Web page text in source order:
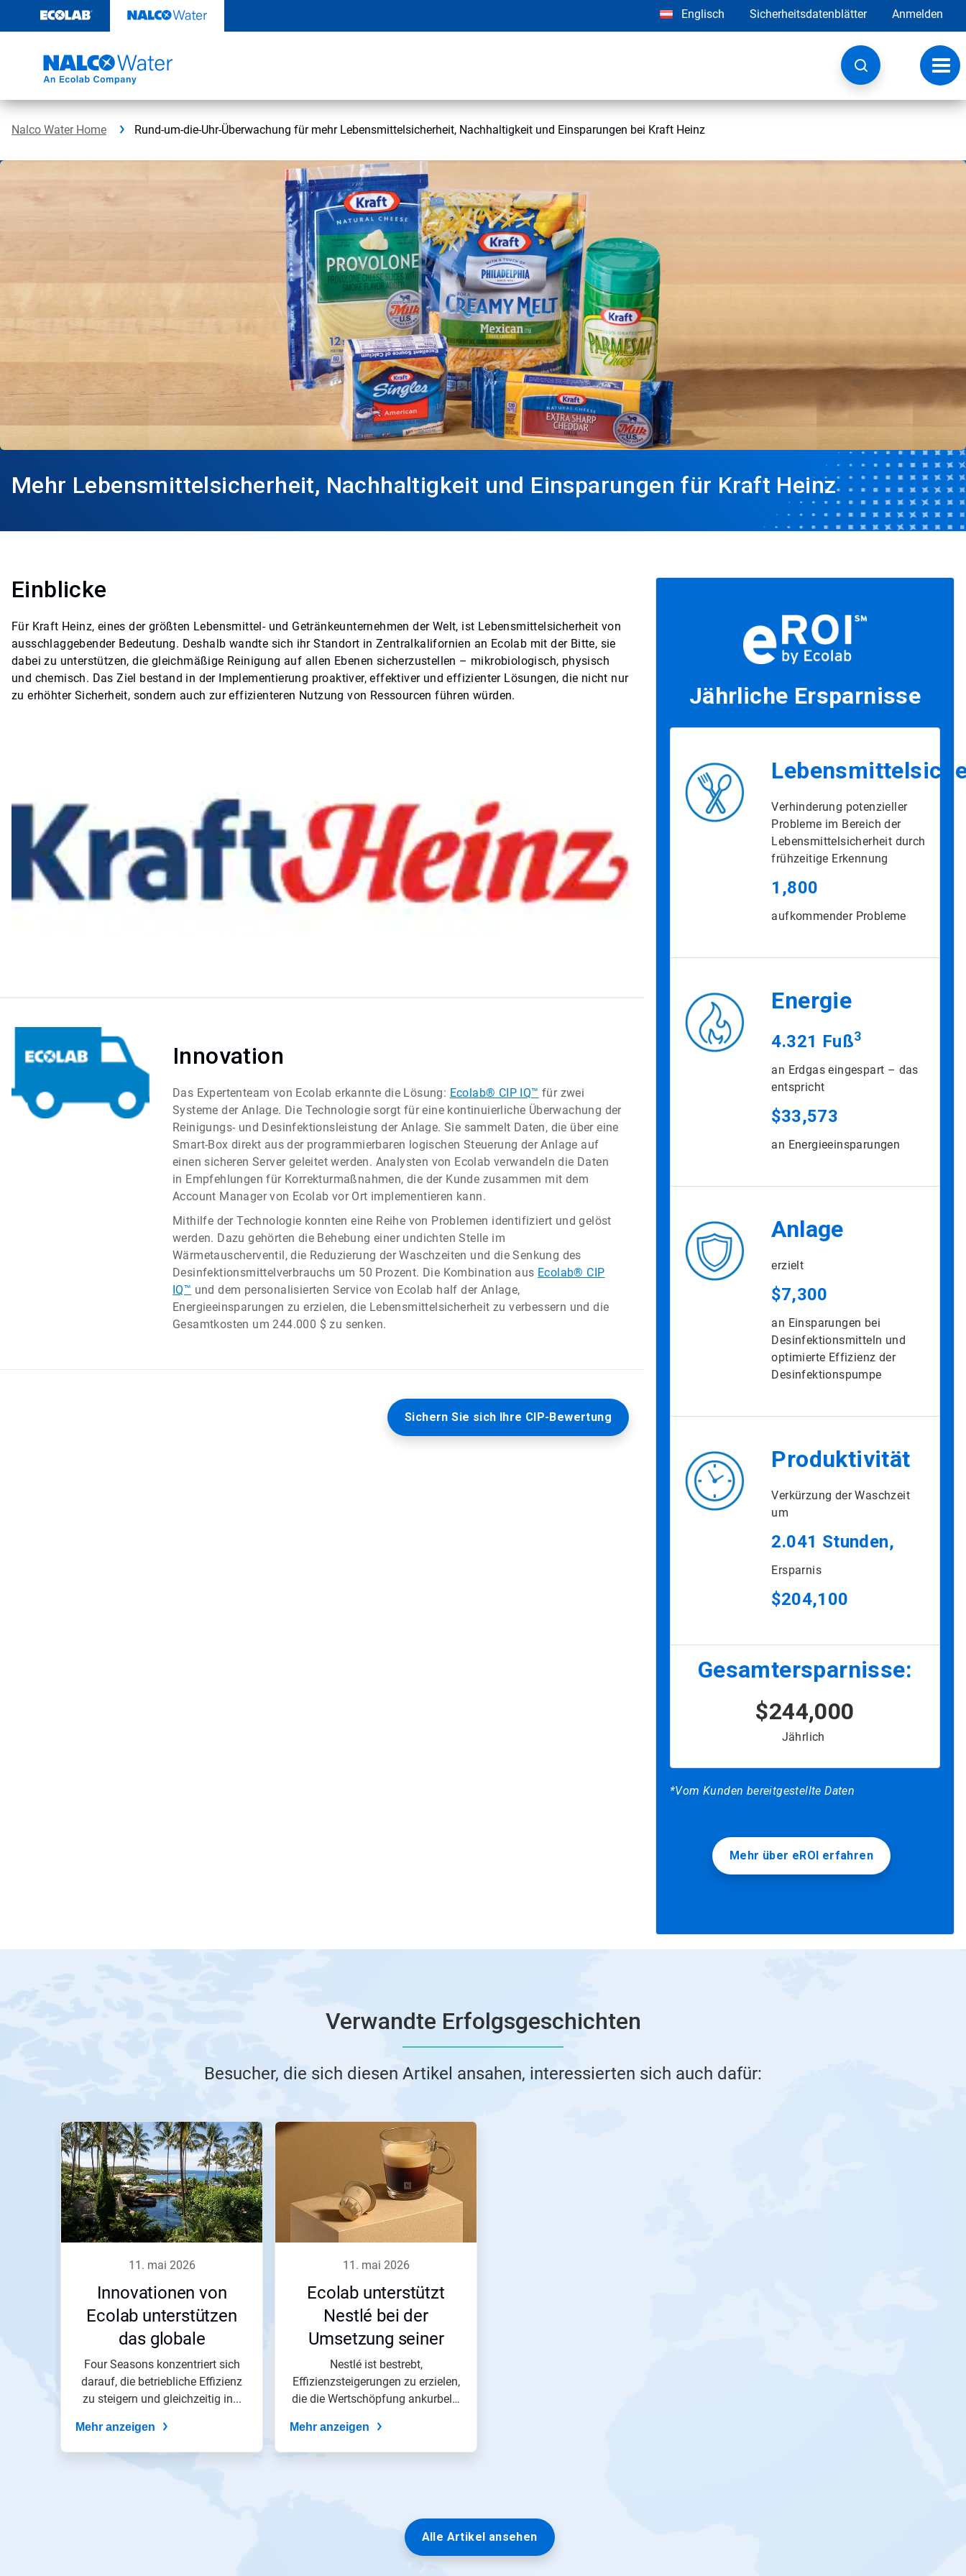
Inhalt
Englisch Sicherheitsdatenblätter Anmelden
Nalco Water Home Rund-um-die-Uhr-Überwachung für mehr Lebensmittelsicherheit, Nachhaltigkeit und Einsparungen bei Kraft Heinz
Mehr Lebensmittelsicherheit, Nachhaltigkeit und Einsparungen für Kraft Heinz
Einblicke
Für Kraft Heinz, eines der größten Lebensmittel- und Getränkeunternehmen der Welt, ist Lebensmittelsicherheit von
ausschlaggebender Bedeutung. Deshalb wandte sich ihr Standort in Zentralkalifornien an Ecolab mit der Bitte, sie
dabei zu unterstützen, die gleichmäßige Reinigung auf allen Ebenen sicherzustellen – mikrobiologisch, physisch
und chemisch. Das Ziel bestand in der Implementierung proaktiver, effektiver und effizienter Lösungen, die nicht nur
zu erhöhter Sicherheit, sondern auch zur effizienteren Nutzung von Ressourcen führen würden.
Innovation
Das Expertenteam von Ecolab erkannte die Lösung: Ecolab® CIP IQ™ für zwei
Systeme der Anlage. Die Technologie sorgt für eine kontinuierliche Überwachung der
Reinigungs- und Desinfektionsleistung der Anlage. Sie sammelt Daten, die über eine
Smart-Box direkt aus der programmierbaren logischen Steuerung der Anlage auf
einen sicheren Server geleitet werden. Analysten von Ecolab verwandeln die Daten
in Empfehlungen für Korrekturmaßnahmen, die der Kunde zusammen mit dem
Account Manager von Ecolab vor Ort implementieren kann.
Mithilfe der Technologie konnten eine Reihe von Problemen identifiziert und gelöst
werden. Dazu gehörten die Behebung einer undichten Stelle im
Wärmetauscherventil, die Reduzierung der Waschzeiten und die Senkung des
Desinfektionsmittelverbrauchs um 50 Prozent. Die Kombination aus Ecolab® CIP
IQ™ und dem personalisierten Service von Ecolab half der Anlage,
Energieeinsparungen zu erzielen, die Lebensmittelsicherheit zu verbessern und die
Gesamtkosten um 244.000 $ zu senken.
Sichern Sie sich Ihre CIP-Bewertung
Jährliche Ersparnisse
Verhinderung potenzieller
Probleme im Bereich der
Lebensmittelsicherheit durch
frühzeitige Erkennung
1,800
aufkommender Probleme
Energie
4.321 Fuß3
an Erdgas eingespart – das
entspricht
$33,573
an Energieeinsparungen
Anlage
erzielt
$7,300
an Einsparungen bei
Desinfektionsmitteln und
optimierte Effizienz der
Desinfektionspumpe
Produktivität
Verkürzung der Waschzeit
um
2.041 Stunden,
Ersparnis
$204,100
Gesamtersparnisse:
$244,000
Jährlich
*Vom Kunden bereitgestellte Daten
Mehr über eROI erfahren
Verwandte Erfolgsgeschichten
Besucher, die sich diesen Artikel ansahen, interessierten sich auch dafür:
11. mai 2026
Innovationen von
Ecolab unterstützen
das globale
Engagement von Four
Seasons​​​​​​​
Four Seasons konzentriert sich
darauf, die betriebliche Effizienz
zu steigern und gleichzeitig in...
Mehr anzeigen
11. mai 2026
Ecolab unterstützt
Nestlé bei der
Umsetzung seiner
Wachstums-, Effizienz-
und
Nachhaltigkeitsziele​​​​​​​
Nestlé ist bestrebt,
Effizienzsteigerungen zu erzielen,
die die Wertschöpfung ankurbeln,
Mehr anzeigen
Alle Artikel ansehen